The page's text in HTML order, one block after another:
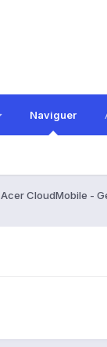
Naviguer
Acer CloudMobile -